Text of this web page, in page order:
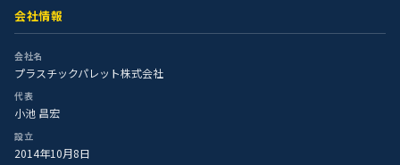
会社情報
会社名
プラスチックパレット株式会社
代表
小池 昌宏
設立
2014年10月8日